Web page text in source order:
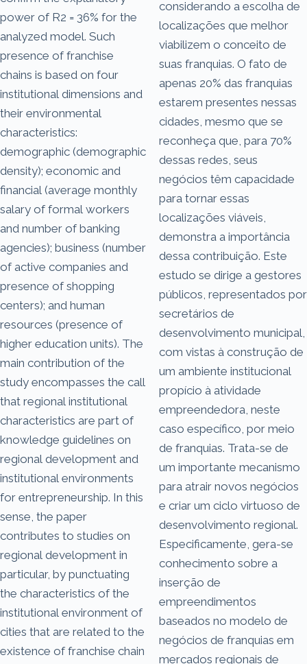
power of R2 = 36% for the
analyzed model. Such
presence of franchise
chains is based on four
institutional dimensions and
their environmental
characteristics:
demographic (demographic
density); economic and
financial (average monthly
salary of formal workers
and number of banking
agencies); business (number
of active companies and
presence of shopping
centers); and human
resources (presence of
higher education units). The
main contribution of the
study encompasses the call
that regional institutional
characteristics are part of
knowledge guidelines on
regional development and
institutional environments
for entrepreneurship. In this
sense, the paper
contributes to studies on
regional development in
particular, by punctuating
the characteristics of the
institutional environment of
cities that are related to the
existence of franchise chain
considerando a escolha de
localizações que melhor
viabilizem o conceito de
suas franquias. O fato de
apenas 20% das franquias
estarem presentes nessas
cidades, mesmo que se
reconheça que, para 70%
dessas redes, seus
negócios têm capacidade
para tornar essas
localizações viáveis,
demonstra a importância
dessa contribuição. Este
estudo se dirige a gestores
públicos, representados por
secretários de
desenvolvimento municipal,
com vistas à construção de
um ambiente institucional
propício à atividade
empreendedora, neste
caso específico, por meio
de franquias. Trata-se de
um importante mecanismo
para atrair novos negócios
e criar um ciclo virtuoso de
desenvolvimento regional.
Especificamente, gera-se
conhecimento sobre a
inserção de
empreendimentos
baseados no modelo de
negócios de franquias em
mercados regionais de